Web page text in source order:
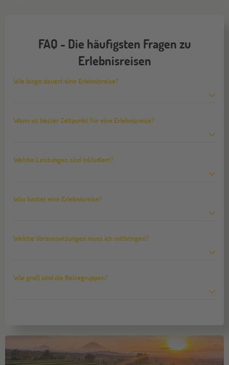
FAQ - Die häufigsten Fragen zu
Erlebnisreisen
Wie lange dauert eine Erlebnisreise?
Wann ist bester Zeitpunkt für eine Erlebnisreise?
Welche Leistungen sind inkludiert?
Was kostet eine Erlebnisreise?
Welche Voraussetzungen muss ich mitbringen?
Wie groß sind die Reisegruppen?